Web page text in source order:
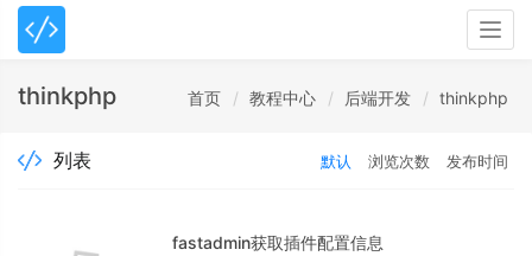
thinkphp 首页 教程中心 后端开发 thinkphp
列表 默认 浏览次数 发布时间
fastadmin获取插件配置信息